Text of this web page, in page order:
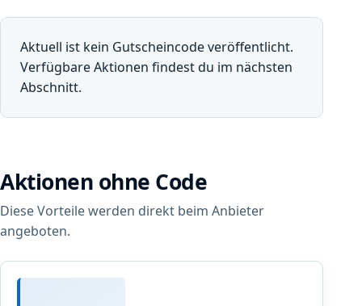
Aktuell ist kein Gutscheincode veröffentlicht.
Verfügbare Aktionen findest du im nächsten
Abschnitt.
Aktionen ohne Code
Diese Vorteile werden direkt beim Anbieter
angeboten.